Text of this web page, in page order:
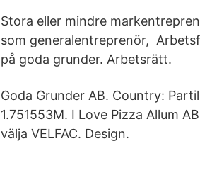
Stora eller mindre
som generalentreprenör,
på goda grunder. Arbetsrätt.
Goda Grunder AB. Country:
1.751553M. I Love Pizza Allum
välja VELFAC. Design.